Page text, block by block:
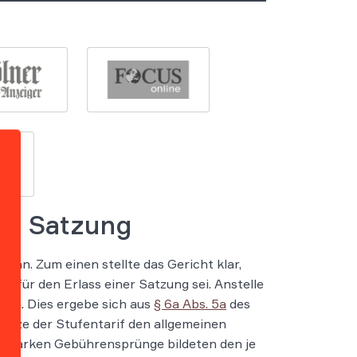
Satzung
an. Zum einen stellte das Gericht klar,
für den Erlass einer Satzung sei. Anstelle
Dies ergebe sich aus § 6a Abs. 5a des
der Stufentarif den allgemeinen
starken Gebührensprünge bildeten den je